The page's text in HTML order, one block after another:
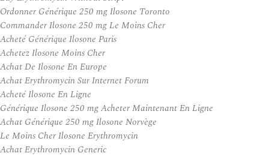
Ordonner Générique 250 mg Ilosone Toronto
Commander Ilosone 250 mg Le Moins Cher
Acheté Générique Ilosone Paris
Achetez Ilosone Moins Cher
Achat De Ilosone En Europe
Achat Erythromycin Sur Internet Forum
Acheté Ilosone En Ligne
Générique Ilosone 250 mg Acheter Maintenant En Ligne
Achat Générique 250 mg Ilosone Norvège
Le Moins Cher Ilosone Erythromycin
Achat Erythromycin Generic